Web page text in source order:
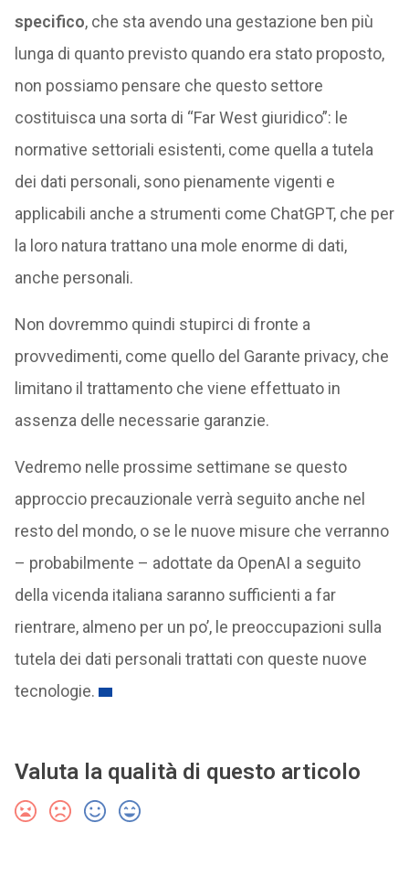
specifico, che sta avendo una gestazione ben più
lunga di quanto previsto quando era stato proposto,
non possiamo pensare che questo settore
costituisca una sorta di “Far West giuridico”: le
normative settoriali esistenti, come quella a tutela
dei dati personali, sono pienamente vigenti e
applicabili anche a strumenti come ChatGPT, che per
la loro natura trattano una mole enorme di dati,
anche personali.
Non dovremmo quindi stupirci di fronte a
provvedimenti, come quello del Garante privacy, che
limitano il trattamento che viene effettuato in
assenza delle necessarie garanzie.
Vedremo nelle prossime settimane se questo
approccio precauzionale verrà seguito anche nel
resto del mondo, o se le nuove misure che verranno
– probabilmente – adottate da OpenAI a seguito
della vicenda italiana saranno sufficienti a far
rientrare, almeno per un po’, le preoccupazioni sulla
tutela dei dati personali trattati con queste nuove
tecnologie.
Valuta la qualità di questo articolo